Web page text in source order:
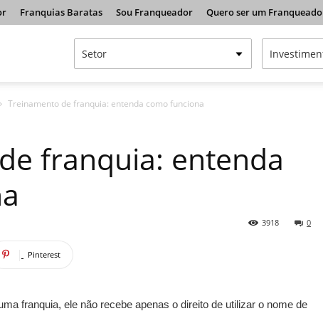
Franquias Baratas Sou Franqueador Quero ser um Franqueado
Treinamento de franquia: entenda como funciona
franquia: entenda
0
3918
Pinterest
franquia, ele não recebe apenas o direito de utilizar o nome de